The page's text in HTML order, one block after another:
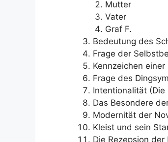
Mutter
Vater
Graf F.
Bedeutung des
Frage der
Kennzeichen
Frage des
Intentionalität
Das Besondere
Modernität der
Kleist und sein
Die Rezepsion